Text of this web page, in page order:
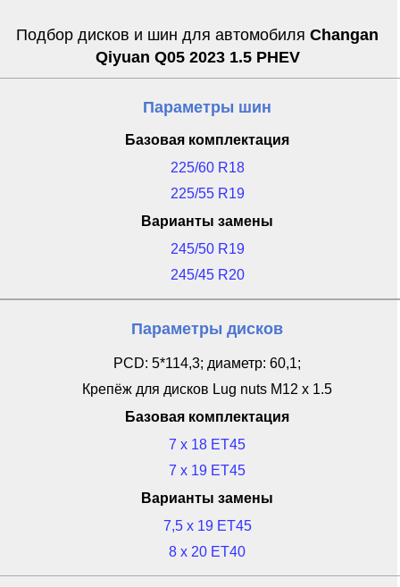
Подбор дисков и шин для автомобиля Changan
Qiyuan Q05 2023 1.5 PHEV
Параметры шин
Базовая комплектация
225/60 R18
225/55 R19
Варианты замены
245/50 R19
245/45 R20
Параметры дисков
PCD: 5*114,3; диаметр: 60,1;
Крепёж для дисков Lug nuts M12 x 1.5
Базовая комплектация
7 x 18 ET45
7 x 19 ET45
Варианты замены
7,5 x 19 ET45
8 x 20 ET40